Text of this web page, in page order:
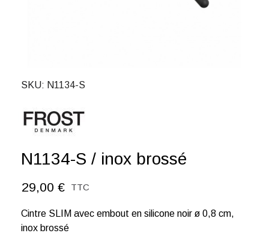
SKU N1134-S
N1134-S / inox brossé
29,00 € TTC
Cintre SLIM avec embout en silicone noir ø 0,8 cm,
inox brossé